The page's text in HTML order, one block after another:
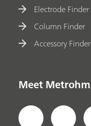
Electrode Finder
Column Finder
Accessory Finder
Meet Metrohm